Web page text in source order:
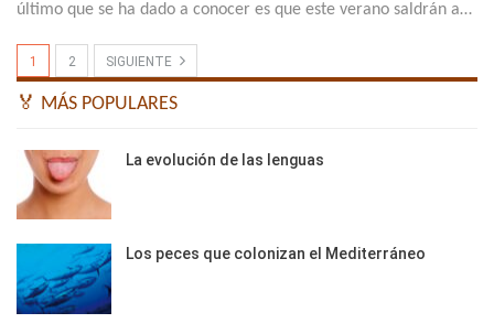
último que se ha dado a conocer es que este verano saldrán a…
1 2 SIGUIENTE
🏅 MÁS POPULARES
La evolución de las lenguas
Los peces que colonizan el Mediterráneo